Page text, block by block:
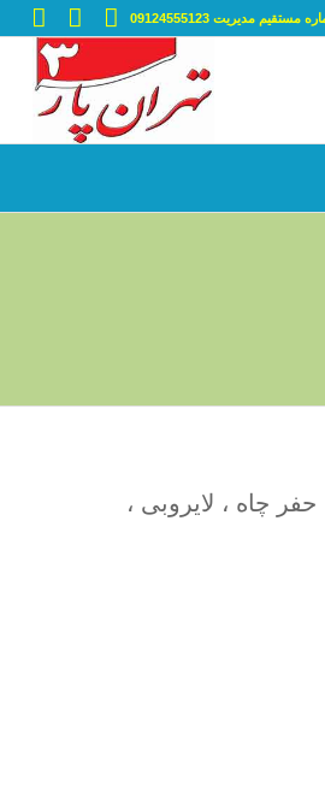
چاه ، لایروبی ،